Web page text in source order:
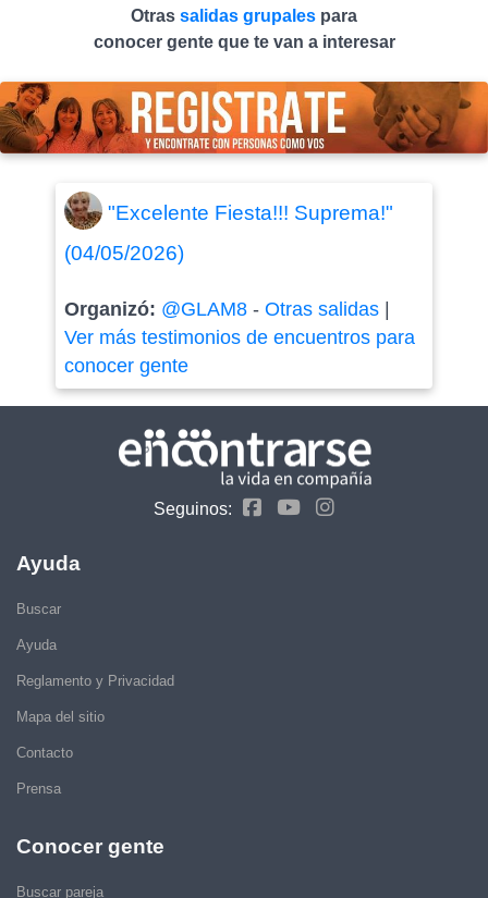
Otras salidas grupales para
conocer gente que te van a interesar
"Excelente Fiesta!!! Suprema!"
(04/05/2026)
Organizó: @GLAM8- Otras salidas|
Ver más testimonios de encuentros para
conocer gente
Seguinos:
Ayuda
Buscar
Ayuda
Reglamento y Privacidad
Mapa del sitio
Contacto
Prensa
Conocer gente
Buscar pareja